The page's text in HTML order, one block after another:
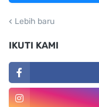
Lebih baru
IKUTI KAMI